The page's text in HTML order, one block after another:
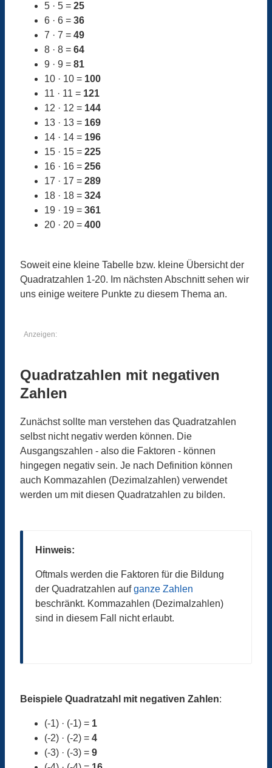
5 · 5 = 25
6 · 6 = 36
7 · 7 = 49
8 · 8 = 64
9 · 9 = 81
10 · 10 = 100
11 · 11 = 121
12 · 12 = 144
13 · 13 = 169
14 · 14 = 196
15 · 15 = 225
16 · 16 = 256
17 · 17 = 289
18 · 18 = 324
19 · 19 = 361
20 · 20 = 400
Soweit eine kleine Tabelle bzw. kleine Übersicht der
Quadratzahlen 1-20. Im nächsten Abschnitt sehen wir
uns einige weitere Punkte zu diesem Thema an.
Anzeigen:
Quadratzahlen mit negativen
Zahlen
Zunächst sollte man verstehen das Quadratzahlen
selbst nicht negativ werden können. Die
Ausgangszahlen - also die Faktoren - können
hingegen negativ sein. Je nach Definition können
auch Kommazahlen (Dezimalzahlen) verwendet
werden um mit diesen Quadratzahlen zu bilden.
Hinweis:
Oftmals werden die Faktoren für die Bildung
der Quadratzahlen aufganze Zahlen
beschränkt. Kommazahlen (Dezimalzahlen)
sind in diesem Fall nicht erlaubt.
Beispiele Quadratzahl mit negativen Zahlen:
(-1) · (-1) = 1
(-2) · (-2) = 4
(-3) · (-3) = 9